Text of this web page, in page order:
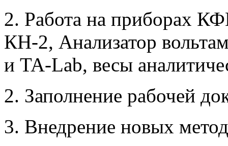
2. Работа на приборах
КН-2, Анализатор
и TA-Lab, весы
2. Заполнение рабочей
3. Внедрение новых